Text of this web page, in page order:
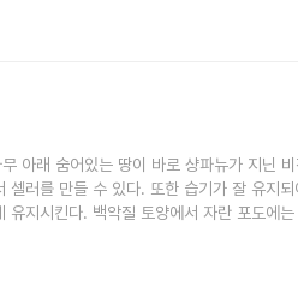
아래 숨어있는 땅이 바로 샹파뉴가 지닌
셀러를 만들 수 있다. 또한 습기가 잘 유지
유지시킨다. 백악질 토양에서 자란 포도에
이 피노 누아의 시골사촌인 피노 뫼니에인